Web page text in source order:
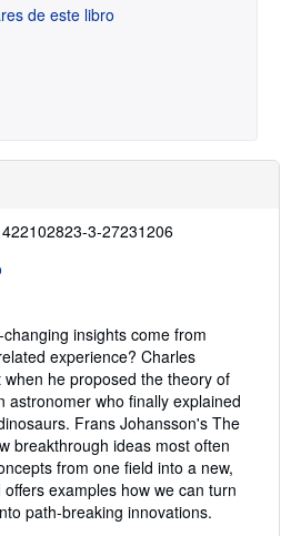
de este libro
3-27231206
insights come from
experience? Charles
he proposed the theory of
astronomer who finally explained
Frans Johansson's The
breakthrough ideas most often
from one field into a new,
examples how we can turn
path-breaking innovations.